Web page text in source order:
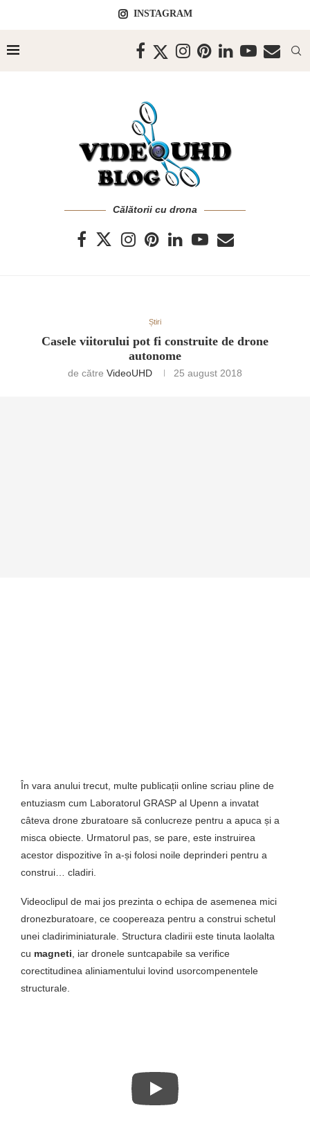
INSTAGRAM
Călătorii cu drona
Știri
Casele viitorului pot fi construite de drone
autonome
de către VideoUHD 25 august 2018
În vara anului trecut, multe publicații online scriau pline de
entuziasm cum Laboratorul GRASP al Upenn a invatat
câteva drone zburatoare să conlucreze pentru a apuca și a
misca obiecte. Urmatorul pas, se pare, este instruirea
acestor dispozitive în a-și folosi noile deprinderi pentru a
construi… cladiri.
Videoclipul de mai jos prezinta o echipa de asemenea mici
dronezburatoare, ce coopereaza pentru a construi schetul
unei cladiriminiaturale. Structura cladirii este tinuta laolalta
cu magneti, iar dronele suntcapabile sa verifice
corectitudinea aliniamentului lovind usorcompenentele
structurale.